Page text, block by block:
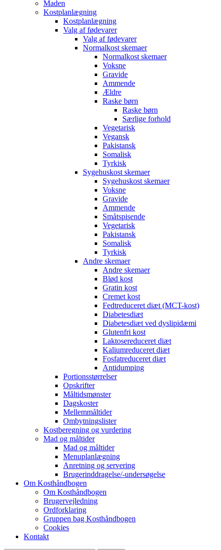
Maden
Kostplanlægning
Kostplanlægning
Valg af fødevarer
Valg af fødevarer
Normalkost skemaer
Normalkost skemaer
Voksne
Gravide
Ammende
Ældre
Raske børn
Raske børn
Særlige forhold
Vegetarisk
Vegansk
Pakistansk
Somalisk
Tyrkisk
Sygehuskost skemaer
Sygehuskost skemaer
Voksne
Gravide
Ammende
Småtspisende
Vegetarisk
Pakistansk
Somalisk
Tyrkisk
Andre skemaer
Andre skemaer
Blød kost
Gratin kost
Cremet kost
Fedtreduceret diæt (MCT-kost)
Diabetesdiæt
Diabetesdiæt ved dyslipidæmi
Glutenfri kost
Laktosereduceret diæt
Kaliumreduceret diæt
Fosfatreduceret diæt
Antidumping
Portionsstørrelser
Opskrifter
Måltidsmønster
Dagskoster
Mellemmåltider
Ombytningslister
Kostberegning og vurdering
Mad og måltider
Mad og måltider
Menuplanlægning
Anretning og servering
Brugerinddragelse/-undersøgelse
Om Kosthåndbogen
Om Kosthåndbogen
Brugervejledning
Ordforklaring
Gruppen bag Kosthåndbogen
Cookies
Kontakt